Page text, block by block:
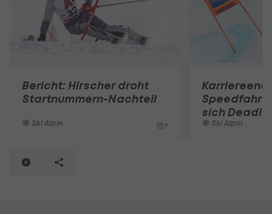
Bericht: Hirscher droht
Startnummern-Nachteil
Ski Alpin 7
sich
Ski Alpin